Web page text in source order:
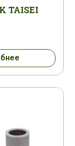
TAISEI